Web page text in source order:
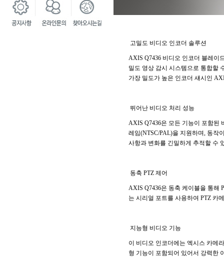
고밀도 비디오 인코더 솔루션
AXIS Q7436 비디오 인코더 블레이
밀도 영상 감시 시스템으로 통합할
가장 밀도가 높은 인코더 섀시인
뛰어난 비디오 처리 성능
AXIS Q7436은 모든 기능이 포함된
레임(NTSC/PAL)을 지원하며, 동작
사항과 변화를 긴밀하게 추적할 수
동축 PTZ 제어
AXIS Q7436은 동축 케이블을 통해
는 시리얼 포트를 사용하여 PTZ 카
지능형 비디오 기능
이 비디오 인코더에는 엑시스 카메
형 기능이 포함되어 있어서 강력한